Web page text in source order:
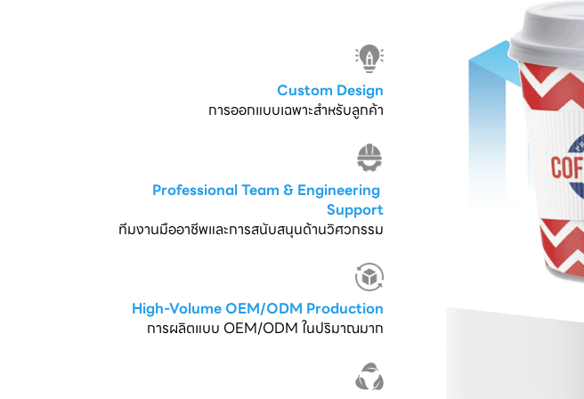
Custom Design
การออกแบบเฉพาะสำหรับลูกค้า
Professional Team & Engineering
Support
ทีมงานมืออาชีพและการสนับสนุนด้านวิศวกรรม
High-Volume OEM/ODM Production
การผลิตแบบ OEM/ODM ในปริมาณมาก